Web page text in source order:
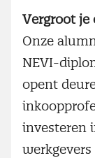
Vergroot je
Onze
NEVI-
opent
investeren